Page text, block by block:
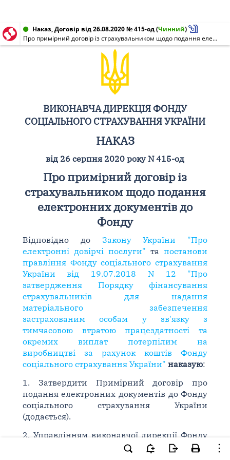
Наказ, Договір від 26.08.2020 № 415-од(Чинний)
Про примірний договір із страхувальником щодо подання електронних документів до Фонду
ВИКОНАВЧА ДИРЕКЦІЯ ФОНДУ
СОЦІАЛЬНОГО СТРАХУВАННЯ УКРАЇНИ
НАКАЗ
від 26 серпня 2020 року N 415-од
Про примірний договір із
страхувальником щодо подання
електронних документів до
Фонду
Відповідно до Закону України "Про
електронні довірчі послуги" тапостанови
правління Фонду соціального страхування
України від 19.07.2018 N 12 "Про
затвердження Порядку фінансування
страхувальників для надання
матеріального забезпечення
застрахованим особам у зв'язку з
тимчасовою втратою працездатності та
окремих виплат потерпілим на
виробництві за рахунок коштів Фонду
соціального страхування України" наказую:
1. Затвердити Примірний договір про
подання електронних документів до Фонду
соціального страхування України
(додається).
2. Управлінням виконавчої дирекції Фонду
соціального страхування України та їх